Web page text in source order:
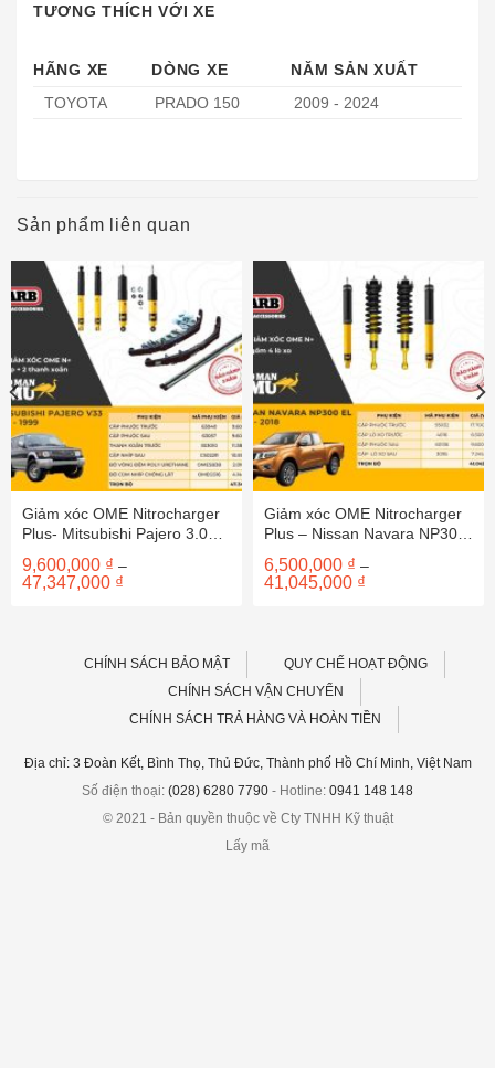
TƯƠNG THÍCH VỚI XE
HÃNG XE DÒNG XE
NĂM SẢN XUẤT
TOYOTA
PRADO 150 2009 - 2024
Sản phẩm liên quan
Giảm xóc OME Nitrocharger
Plus- Mitsubishi Pajero 3.0
(Nhíp sau)
9,600,000 ₫ –
47,347,000 ₫
47,347,000 ₫
Giảm xóc OME Nitrocharger
Plus – Nissan Navara NP300
EL
6,500,000 ₫ –
41,045,000 ₫
41,045,000 ₫
CHÍNH SÁCH BẢO MẬT
QUY CHẾ HOẠT ĐỘNG
CHÍNH SÁCH VẬN CHUYỂN
CHÍNH SÁCH TRẢ HÀNG VÀ HOÀN TIỀN
Địa chỉ: 3 Đoàn Kết, Bình Thọ, Thủ Đức, Thành phố Hồ Chí Minh, Việt Nam
Số điện thoại: (028) 6280 7790 - Hotline: 0941 148 148
© 2021 - Bản quyền thuộc về Cty TNHH Kỹ thuật
Lấy mã